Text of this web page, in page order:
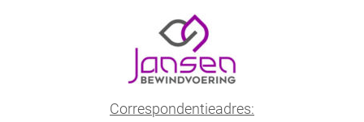
Correspondentieadres: